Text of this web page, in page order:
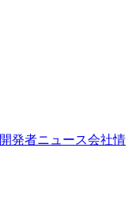
開発者ニュース会社情